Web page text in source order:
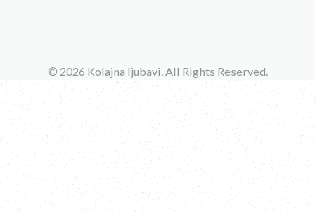
© 2026 Kolajna ljubavi. All Rights Reserved.